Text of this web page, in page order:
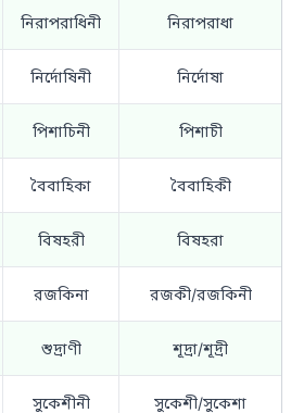
নিরাপরাধিনী নিরাপরাধা
নির্দোষিনী নির্দোষা
পিশাচিনী পিশাচী
বৈবাহিকা বৈবাহিকী
বিষহরী বিষহরা
রজকিনা রজকী/রজকিনী
শুদ্রাণী শূদ্রা/শূদ্রী
সুকেশীনী সুকেশী/সুকেশা